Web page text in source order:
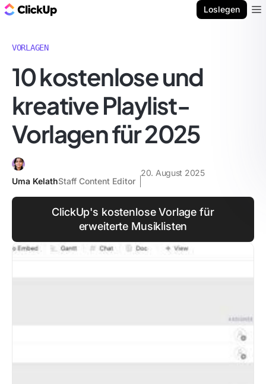
Loslegen
VORLAGEN
10 kostenlose und
kreative Playlist-
Vorlagen für 2025
Uma KelathStaff Content Editor
20. August 2025
ClickUp's kostenlose Vorlage für
erweiterte Musiklisten